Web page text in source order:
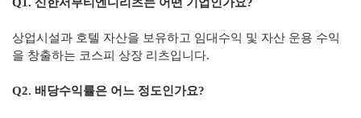
상업시설과 호텔 자산을 보유하고 임대수익 및 자산 운용 수익
을 창출하는 코스피 상장 리츠입니다.
Q2. 배당수익률은 어느 정도인가요?